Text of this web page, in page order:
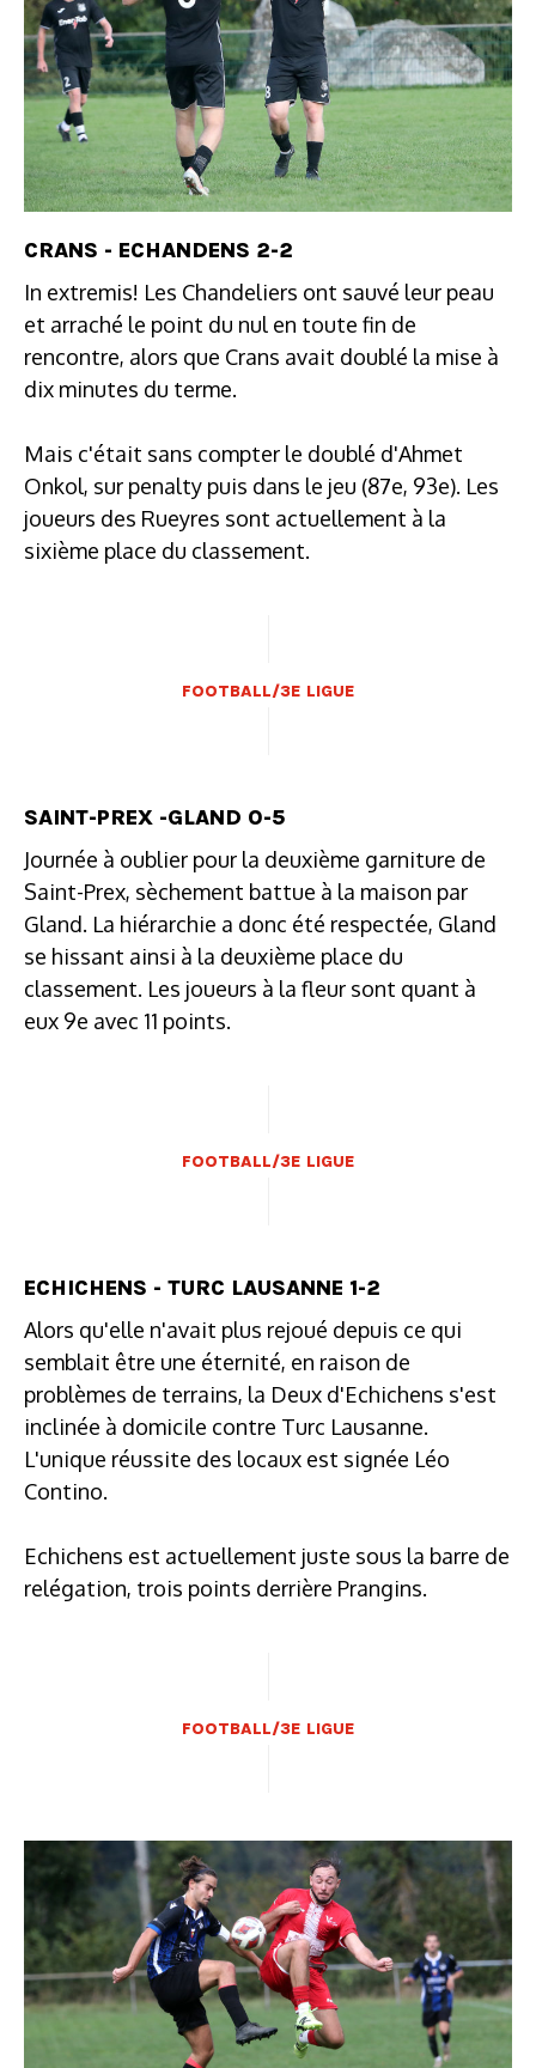
CRANS - ECHANDENS 2-2
In extremis! Les Chandeliers ont sauvé leur peau
et arraché le point du nul en toute fin de
rencontre, alors que Crans avait doublé la mise à
dix minutes du terme.
Mais c'était sans compter le doublé d'Ahmet
Onkol, sur penalty puis dans le jeu (87e, 93e). Les
joueurs des Rueyres sont actuellement à la
sixième place du classement.
FOOTBALL/3E LIGUE
SAINT-PREX -GLAND 0-5
Journée à oublier pour la deuxième garniture de
Saint-Prex, sèchement battue à la maison par
Gland. La hiérarchie a donc été respectée, Gland
se hissant ainsi à la deuxième place du
classement. Les joueurs à la fleur sont quant à
eux 9e avec 11 points.
FOOTBALL/3E LIGUE
ECHICHENS - TURC LAUSANNE 1-2
Alors qu'elle n'avait plus rejoué depuis ce qui
semblait être une éternité, en raison de
problèmes de terrains, la Deux d'Echichens s'est
inclinée à domicile contre Turc Lausanne.
L'unique réussite des locaux est signée Léo
Contino.
Echichens est actuellement juste sous la barre de
relégation, trois points derrière Prangins.
FOOTBALL/3E LIGUE